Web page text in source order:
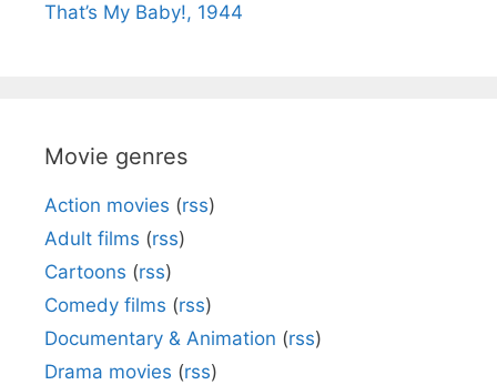
That’s My Baby!, 1944
Movie genres
Action movies (rss)
Adult films (rss)
Cartoons (rss)
Comedy films (rss)
Documentary & Animation (rss)
Drama movies (rss)